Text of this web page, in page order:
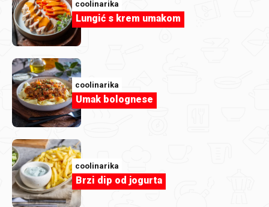
Evichen123
Griz pita s kokosom.jpg
coolinarika
Lungić s krem umakom
coolinarika
Umak bolognese
coolinarika
Brzi dip od jogurta